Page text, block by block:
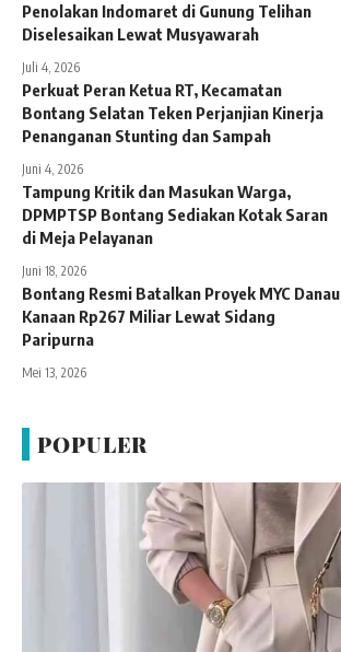
Penolakan Indomaret di Gunung Telihan
Diselesaikan Lewat Musyawarah
Juli 4, 2026
Perkuat Peran Ketua RT, Kecamatan
Bontang Selatan Teken Perjanjian Kinerja
Penanganan Stunting dan Sampah
Juni 4, 2026
Tampung Kritik dan Masukan Warga,
DPMPTSP Bontang Sediakan Kotak Saran
di Meja Pelayanan
Juni 18, 2026
Bontang Resmi Batalkan Proyek MYC Danau
Kanaan Rp267 Miliar Lewat Sidang
Paripurna
Mei 13, 2026
POPULER